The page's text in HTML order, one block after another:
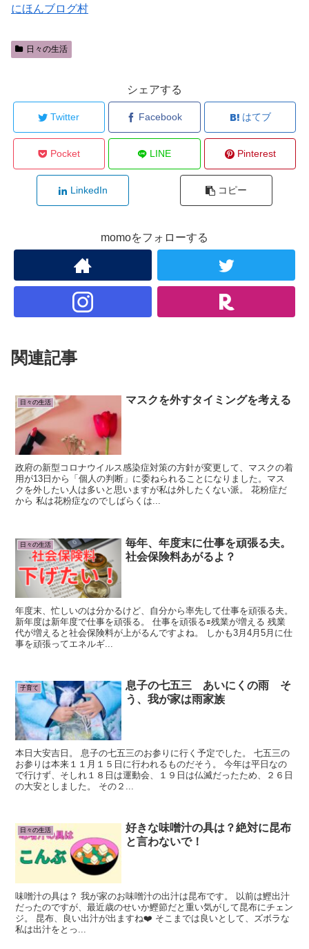
にほんブログ村
日々の生活
シェアする
Twitter Facebook はてブ
Pocket LINE Pinterest
LinkedIn コピー
momoをフォローする
関連記事
日々の生活 マスクを外すタイミングを考える
政府の新型コロナウイルス感染症対策の方針が変更して、マスクの着
用が13日から「個人の判断」に委ねられることになりました。マス
クを外したい人は多いと思いますが私は外したくない派。 花粉症だ
から 私は花粉症なのでしばらくは...
日々の生活
毎年、年度末に仕事を頑張る夫。
社会保険料あがるよ？
年度末、忙しいのは分かるけど、自分から率先して仕事を頑張る夫。
新年度は新年度で仕事を頑張る。 仕事を頑張る🟰残業が増える 残業
代が増えると社会保険料が上がるんですよね。 しかも3月4月5月に仕
事を頑張ってエネルギ...
子育て
息子の七五三 あいにくの雨 そ
う、我が家は雨家族
本日大安吉日。 息子の七五三のお参りに行く予定でした。 七五三の
お参りは本来１１月１５日に行われるものだそう。 今年は平日なの
で行けず、そしれ１８日は運動会、１９日は仏滅だったため、２６日
の大安としました。 その２...
日々の生活
好きな味噌汁の具は？絶対に昆布
と言わないで！
味噌汁の具は？ 我が家のお味噌汁の出汁は昆布です。 以前は鰹出汁
だったのですが、最近歳のせいか鰹節だと重い気がして昆布にチェン
ジ。 昆布、良い出汁が出ますね❤️ そこまでは良いとして、ズボラな
私は出汁をとっ...